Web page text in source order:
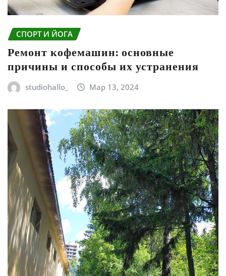
СПОРТ И ЙОГА
Ремонт кофемашин: основные
причины и способы их устранения
studiohallo_ Мар 13, 2024